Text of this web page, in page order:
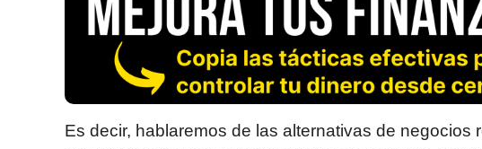
Es decir, hablaremos de las alternativas de negocios